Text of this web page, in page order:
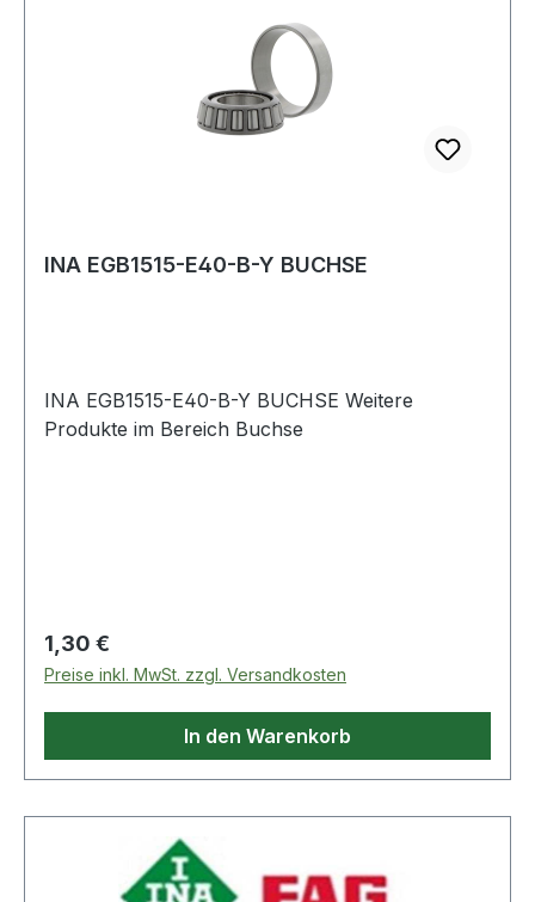
INA EGB1515-E40-B-Y BUCHSE
INA EGB1515-E40-B-Y BUCHSE Weitere
Produkte im Bereich Buchse
Regulärer Preis:
1,30 €
Preise inkl. MwSt. zzgl. Versandkosten
In den Warenkorb